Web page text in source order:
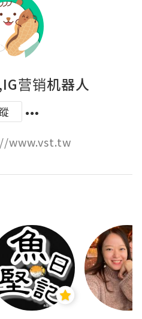
营销机器人
www.vst.tw